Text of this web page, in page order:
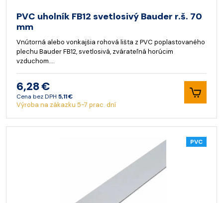
PVC uholník FB12 svetlosivý Bauder r.š. 70
mm
Vnútorná alebo vonkajšia rohová lišta z PVC poplastovaného
plechu Bauder FB12, svetlosivá, zvárateľná horúcim
vzduchom.…
6,28 €
Cena bez DPH 5,11 €
Výroba na zákazku 5-7 prac. dní
PVC